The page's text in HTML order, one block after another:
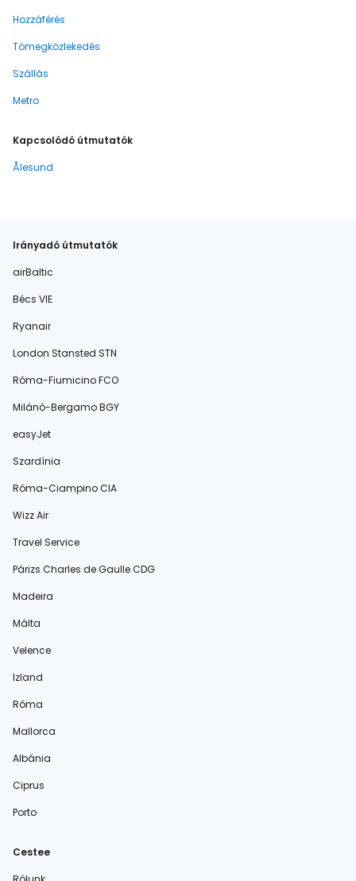
Hozzáférés
Tömegközlekedés
Szállás
Metro
Kapcsolódó útmutatók
Ålesund
Irányadó útmutatók
airBaltic
Bécs VIE
Ryanair
London Stansted STN
Róma-Fiumicino FCO
Milánó-Bergamo BGY
easyJet
Szardínia
Róma-Ciampino CIA
Wizz Air
Travel Service
Párizs Charles de Gaulle CDG
Madeira
Málta
Velence
Izland
Róma
Mallorca
Albánia
Ciprus
Porto
Cestee